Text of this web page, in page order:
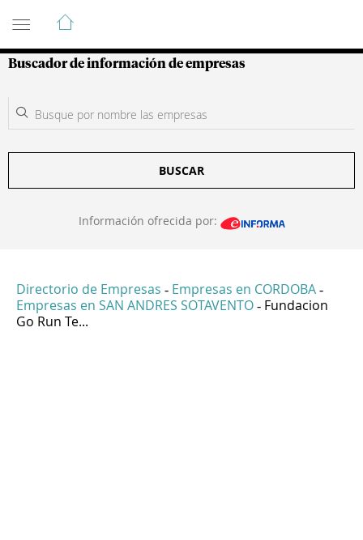
Guía de Empresas Colombianas
Buscador de información de empresas
BUSCAR
Información ofrecida por:
Directorio de Empresas - Empresas en CORDOBA -
Empresas en SAN ANDRES SOTAVENTO - Fundacion
Go Run Te...